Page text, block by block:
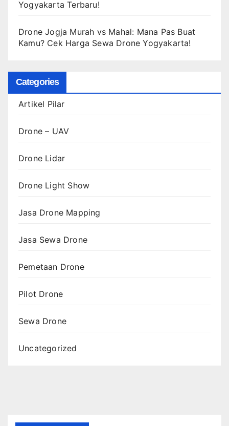
Yogyakarta Terbaru!
Drone Jogja Murah vs Mahal: Mana Pas Buat
Kamu? Cek Harga Sewa Drone Yogyakarta!
Categories
Artikel Pilar
Drone – UAV
Drone Lidar
Drone Light Show
Jasa Drone Mapping
Jasa Sewa Drone
Pemetaan Drone
Pilot Drone
Sewa Drone
Uncategorized